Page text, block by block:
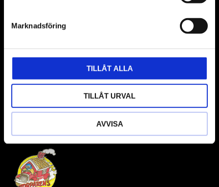
Marknadsföring
TILLÅT ALLA
TILLÅT URVAL
AVVISA
kunden.